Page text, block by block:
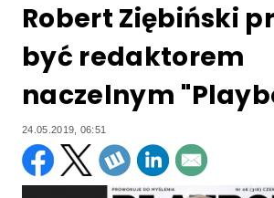
Robert Ziębiński
być redaktorem
naczelnym
24.05.2019, 06:51